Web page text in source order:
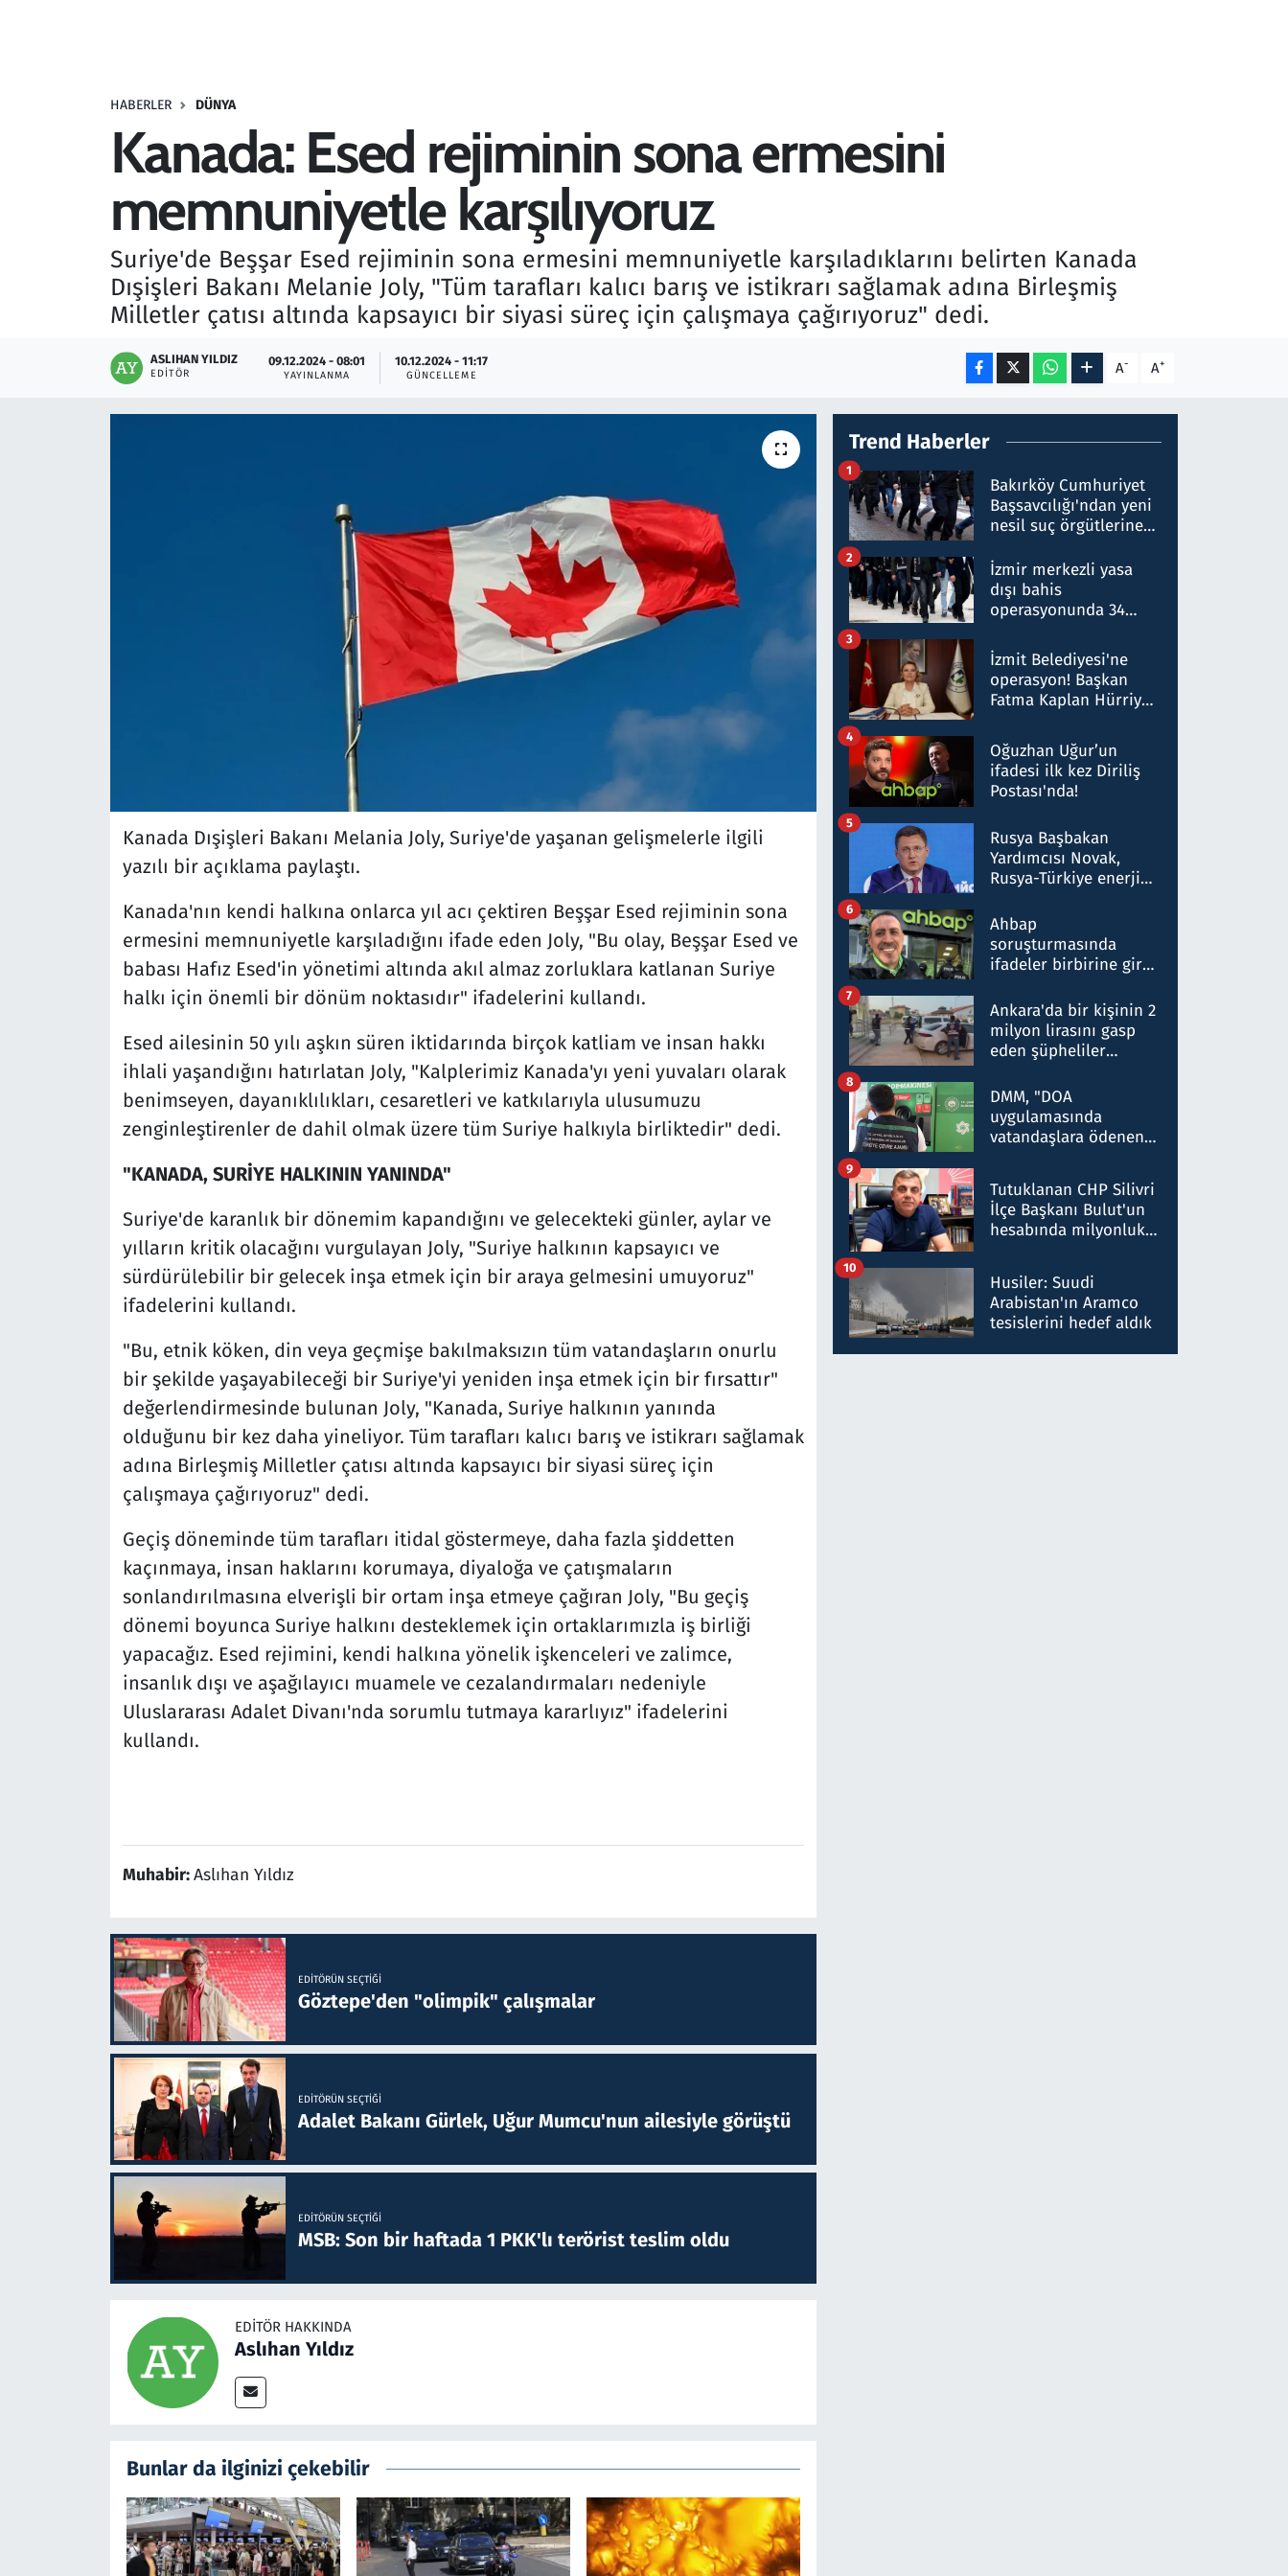
HABERLER DÜNYA
Kanada: Esed rejiminin sona ermesini
memnuniyetle karşılıyoruz
Suriye'de Beşşar Esed rejiminin sona ermesini memnuniyetle karşıladıklarını belirten Kanada
Dışişleri Bakanı Melanie Joly, "Tüm tarafları kalıcı barış ve istikrarı sağlamak adına Birleşmiş
Milletler çatısı altında kapsayıcı bir siyasi süreç için çalışmaya çağırıyoruz" dedi.
ASLIHAN YILDIZ
EDITÖR
09.12.2024 - 08:01
YAYINLANMA
10.12.2024 - 11:17
GÜNCELLEME A- A+
Kanada Dışişleri Bakanı Melania Joly, Suriye'de yaşanan gelişmelerle ilgili
yazılı bir açıklama paylaştı.
Kanada'nın kendi halkına onlarca yıl acı çektiren Beşşar Esed rejiminin sona
ermesini memnuniyetle karşıladığını ifade eden Joly, "Bu olay, Beşşar Esed ve
babası Hafız Esed'in yönetimi altında akıl almaz zorluklara katlanan Suriye
halkı için önemli bir dönüm noktasıdır" ifadelerini kullandı.
Esed ailesinin 50 yılı aşkın süren iktidarında birçok katliam ve insan hakkı
ihlali yaşandığını hatırlatan Joly, "Kalplerimiz Kanada'yı yeni yuvaları olarak
benimseyen, dayanıklılıkları, cesaretleri ve katkılarıyla ulusumuzu
zenginleştirenler de dahil olmak üzere tüm Suriye halkıyla birliktedir" dedi.
"KANADA, SURİYE HALKININ YANINDA"
Suriye'de karanlık bir dönemim kapandığını ve gelecekteki günler, aylar ve
yılların kritik olacağını vurgulayan Joly, "Suriye halkının kapsayıcı ve
sürdürülebilir bir gelecek inşa etmek için bir araya gelmesini umuyoruz"
ifadelerini kullandı.
"Bu, etnik köken, din veya geçmişe bakılmaksızın tüm vatandaşların onurlu
bir şekilde yaşayabileceği bir Suriye'yi yeniden inşa etmek için bir fırsattır"
değerlendirmesinde bulunan Joly, "Kanada, Suriye halkının yanında
olduğunu bir kez daha yineliyor. Tüm tarafları kalıcı barış ve istikrarı sağlamak
adına Birleşmiş Milletler çatısı altında kapsayıcı bir siyasi süreç için
çalışmaya çağırıyoruz" dedi.
Geçiş döneminde tüm tarafları itidal göstermeye, daha fazla şiddetten
kaçınmaya, insan haklarını korumaya, diyaloğa ve çatışmaların
sonlandırılmasına elverişli bir ortam inşa etmeye çağıran Joly, "Bu geçiş
dönemi boyunca Suriye halkını desteklemek için ortaklarımızla iş birliği
yapacağız. Esed rejimini, kendi halkına yönelik işkenceleri ve zalimce,
insanlık dışı ve aşağılayıcı muamele ve cezalandırmaları nedeniyle
Uluslararası Adalet Divanı'nda sorumlu tutmaya kararlıyız" ifadelerini
kullandı.
Muhabir:Aslıhan Yıldız
EDITÖRÜN SEÇTIĞI
Göztepe'den "olimpik" çalışmalar
EDITÖRÜN SEÇTIĞI
Adalet Bakanı Gürlek, Uğur Mumcu'nun ailesiyle görüştü
EDITÖRÜN SEÇTIĞI
MSB: Son bir haftada 1 PKK'lı terörist teslim oldu
EDITÖR HAKKINDA
Aslıhan Yıldız
Bunlar da ilginizi çekebilir
Trend Haberler
Bakırköy Cumhuriyet
Başsavcılığı'ndan yeni
nesil suç örgütlerine
hakkında gözaltı kararı
1
İzmir merkezli yasa
dışı bahis
operasyonunda 34
Milyar liralık para
trafiği tespit edildi
2
İzmit Belediyesi'ne
operasyon! Başkan
Fatma Kaplan Hürriyet
3
Oğuzhan Uğur’un
ifadesi ilk kez Diriliş
Postası'nda!
4
Rusya Başbakan
Yardımcısı Novak,
Rusya-Türkiye enerji
nitelikte olduğunu
belirtti
5
Ahbap
soruşturmasında
ifadeler birbirine girdi:
ifadelerinden ortaya
çıkan tablo şok etti
6
Ankara'da bir kişinin 2
milyon lirasını gasp
eden şüpheliler
7
DMM, "DOA
uygulamasında
vatandaşlara ödenen
düşürüldüğü" iddiasını
yalanladı
8
Tutuklanan CHP Silivri
İlçe Başkanı Bulut'un
hesabında milyonluk
talimat verdi, ben
gönderdim
9
Husiler: Suudi
Arabistan'ın Aramco
tesislerini hedef aldık
10
Televizyon